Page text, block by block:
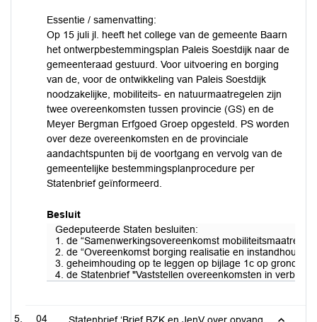
Essentie / samenvatting:
Op 15 juli jl. heeft het college van de gemeente Baarn
het ontwerpbestemmingsplan Paleis Soestdijk naar de
gemeenteraad gestuurd. Voor uitvoering en borging
van de, voor de ontwikkeling van Paleis Soestdijk
noodzakelijke, mobiliteits- en natuurmaatregelen zijn
twee overeenkomsten tussen provincie (GS) en de
Meyer Bergman Erfgoed Groep opgesteld. PS worden
over deze overeenkomsten en de provinciale
aandachtspunten bij de voortgang en vervolg van de
gemeentelijke bestemmingsplanprocedure per
Statenbrief geïnformeerd.
Besluit
Gedeputeerde Staten besluiten:
1. de “Samenwerkingsovereenkomst
2. de “Overeenkomst borging realisatie en
3. geheimhouding op te leggen op bijlage 1c op grond
4. de Statenbrief "Vaststellen overeenkomsten in
04